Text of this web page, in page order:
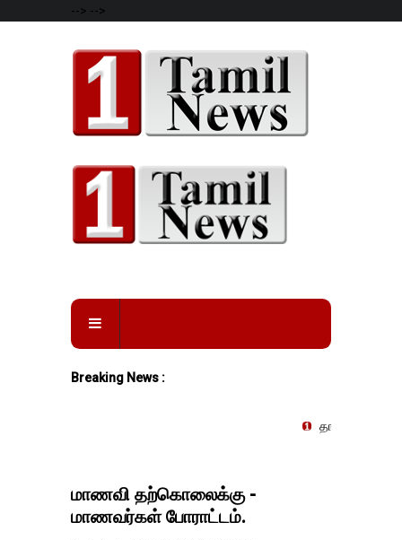
--> -->
Breaking News :
தங்கம்-வெள்ளி விலை
மாணவி தற்கொலைக்கு -
மாணவர்கள் போராட்டம்.